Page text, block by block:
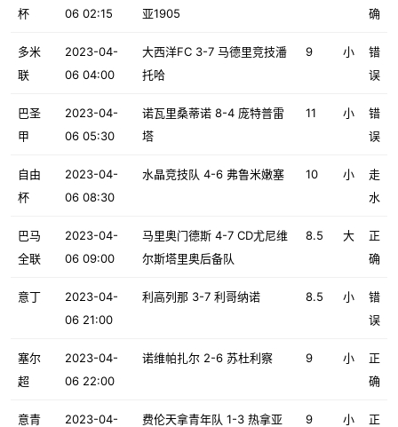
杯 06 02:15 亚1905 确
多米
联
2023-04-
06 04:00
大西洋FC 3-7 马德里竞技潘
托哈
9 小
错
误
巴圣
甲
2023-04-
06 05:30
诺瓦里桑蒂诺 8-4 庞特普雷
塔
11 小
错
误
自由
杯
2023-04-
06 08:30
水晶竞技队 4-6 弗鲁米嫩塞 10 小
走
水
巴马
全联
2023-04-
06 09:00
马里奥门德斯 4-7 CD尤尼维
尔斯塔里奥后备队
8.5 大
正
确
意丁
2023-04-
06 21:00
利高列那 3-7 利哥纳诺 8.5 小
错
误
塞尔
超
2023-04-
06 22:00
诺维帕扎尔 2-6 苏杜利察 9 小
正
确
意青
2023-04-
费伦天拿青年队 1-3 热拿亚
9 小
正